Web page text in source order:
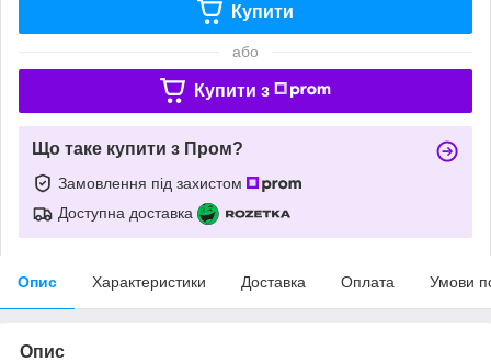
Купити
або
Купити з
Що таке купити з Пром?
Замовлення під захистом
Доступна доставка
Опис Характеристики Доставка Оплата Умови
Опис